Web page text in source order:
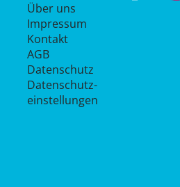
Über uns
Impressum
Kontakt
AGB
Datenschutz
Datenschutz­
einstellungen